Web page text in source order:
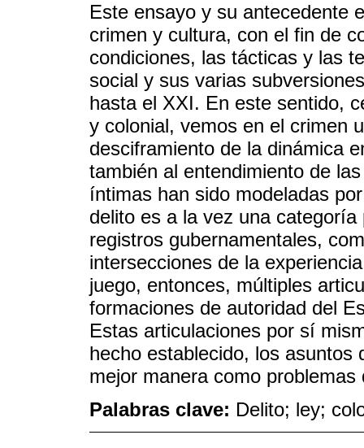
Este ensayo y su antecedente
crimen y cultura, con el fin de
condiciones, las tácticas y las
social y sus varias
hasta el XXI. En este sentido,
y colonial, vemos en el crimen
desciframiento de la dinámica
también al entendimiento de
íntimas han sido modeladas
delito es a la vez una
registros gubernamentales,
intersecciones de la
juego, entonces, múltiples
formaciones de autoridad del
Estas articulaciones por sí
hecho establecido, los asuntos
mejor manera como
Palabras clave: Delito; ley;